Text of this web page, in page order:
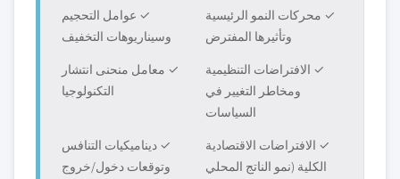
✓ محركات النمو الرئيسية
وتأثيرها المفترض
✓ عوامل التحجيم
وسيناريوهات التخفيف
✓ الافتراضات التنظيمية
ومخاطر التغيير في
السياسات
✓ معامل منحنى انتشار
التكنولوجيا
✓ الافتراضات الاقتصادية
الكلية (نمو الناتج المحلي
✓ ديناميكيات التنافس
وتوقعات دخول/خروج